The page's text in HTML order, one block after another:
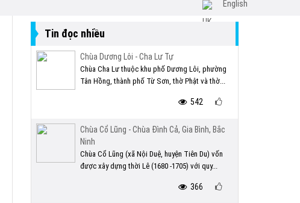
English
Tin đọc nhiều
Chùa Dương Lôi - Cha Lư Tự
Chùa Cha Lư thuộc khu phố Dương Lôi, phường
Tân Hồng, thành phố Từ Sơn, thờ Phật và thờ...
542
Chùa Cổ Lũng - Chùa Đình Cả, Gia Bình, Bắc
Ninh
Chùa Cổ Lũng (xã Nội Duệ, huyện Tiên Du) vốn
được xây dựng thời Lê (1680 -1705) với quy...
366